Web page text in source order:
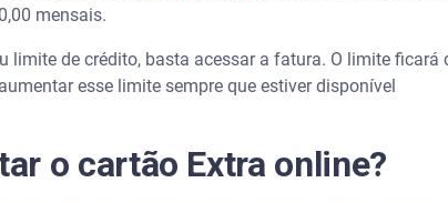
mensais.
limite de crédito, basta acessar a fatura. O limite
esse limite sempre que estiver disponível
o cartão Extra online?